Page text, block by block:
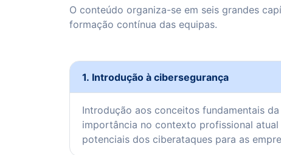
O conteúdo organiza-se em seis grandes
formação contínua das equipas.
1. Introdução à cibersegurança
Introdução aos conceitos fundamentais
importância no contexto profissional atual
potenciais dos ciberataques para as